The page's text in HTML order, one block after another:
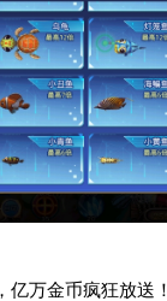
亿万金币疯狂放送！